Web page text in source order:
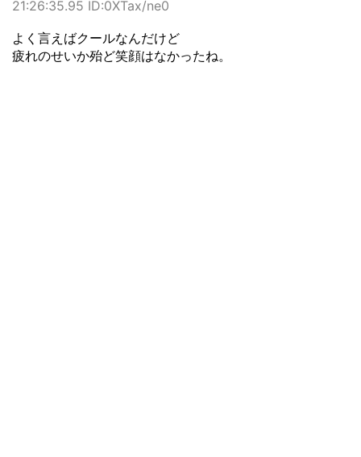
21:26:35.95 ID:0XTax/ne0
よく言えばクールなんだけど
疲れのせいか殆ど笑顔はなかったね。